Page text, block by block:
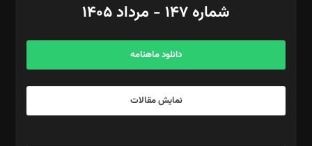
آگهی و مشترکین: ۰۹۱۹۹۹۹۰۴۵۴
شماره ۱۴۷ - مرداد ۱۴۰۵
دانلود ماهنامه
نمایش مقالات